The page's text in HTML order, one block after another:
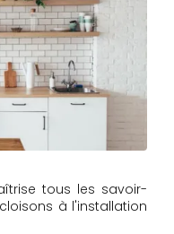
tous les savoir-
à l'installation